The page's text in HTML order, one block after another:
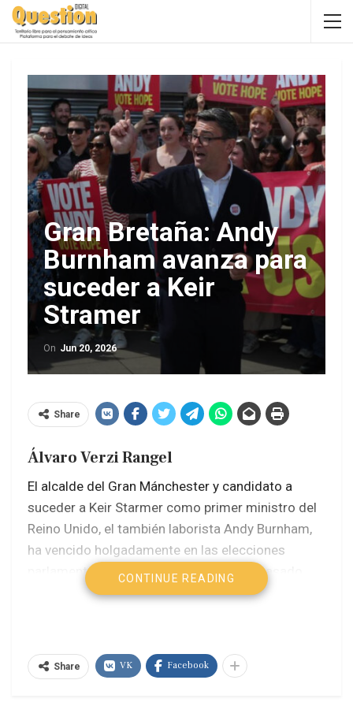
Gran Bretaña: Andy
Burnham avanza para
suceder a Keir
Stramer
On Jun 20, 2026
Share
Álvaro Verzi Rangel
El alcalde del Gran Mánchester y candidato a
suceder a Keir Starmer como primer ministro del
Reino Unido, el también laborista Andy Burnham,
ha vencido holgadamente en las elecciones
parlamentarias parciales celebradas el pasado
jueves y ha logrado hacerse con el escaño por la
actual inquilino del número 10 de Downing Street.
CONTINUE READING
Share VK Facebook